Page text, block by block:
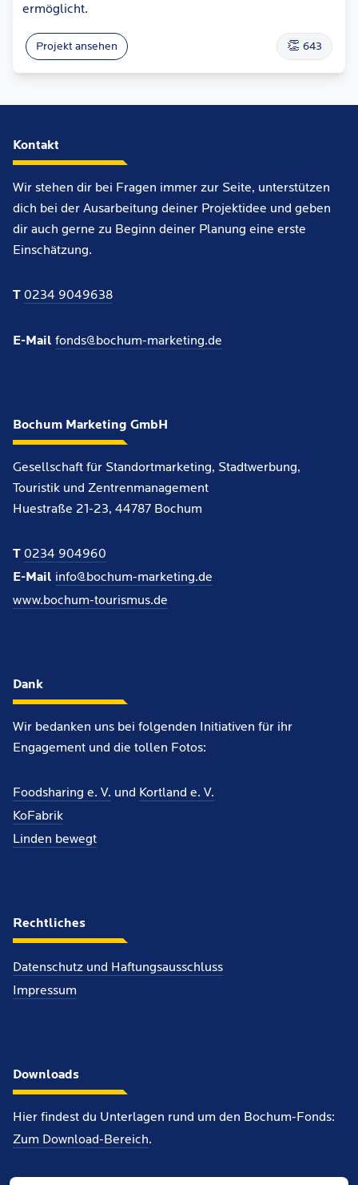
ermöglicht.
Projekt ansehen 👏 643
Kontakt
Wir stehen dir bei Fragen immer zur Seite, unterstützen
dich bei der Ausarbeitung deiner Projektidee und geben
dir auch gerne zu Beginn deiner Planung eine erste
Einschätzung.
T 0234 9049638
E-Mail fonds@bochum-marketing.de
Bochum Marketing GmbH
Gesellschaft für Standortmarketing, Stadtwerbung,
Touristik und Zentrenmanagement
Huestraße 21-23, 44787 Bochum
T 0234 904960
E-Mail info@bochum-marketing.de
www.bochum-tourismus.de
Dank
Wir bedanken uns bei folgenden Initiativen für ihr
Engagement und die tollen Fotos:
Foodsharing e. V. und Kortland e. V.
KoFabrik
Linden bewegt
Rechtliches
Datenschutz und Haftungsausschluss
Impressum
Downloads
Hier findest du Unterlagen rund um den Bochum-Fonds:
Zum Download-Bereich.